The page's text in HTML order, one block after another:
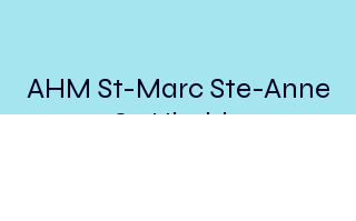
AHM St-Marc Ste-Anne
St-Ubalde